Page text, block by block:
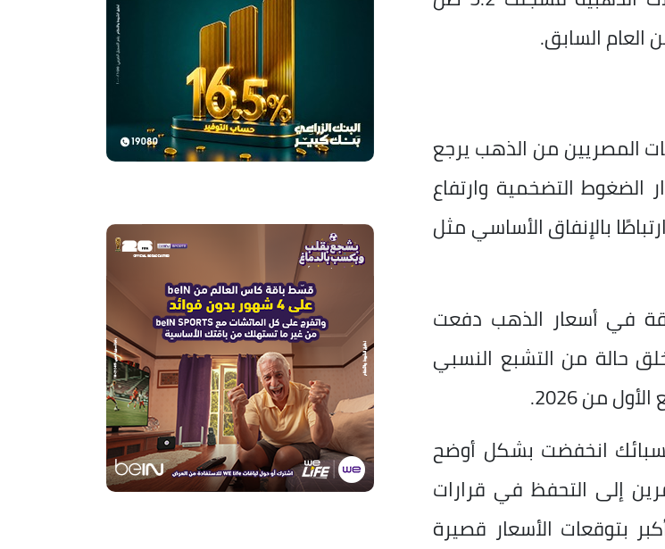
المصريين من الذهب يرجع
الضغوط التضخمية وارتفاع
بالإنفاق الأساسي مثل
في أسعار الذهب دفعت
حالة من التشبع النسبي
من 2026.
انخفضت بشكل أوضح
إلى التحفظ في قرارات
بتوقعات الأسعار قصيرة